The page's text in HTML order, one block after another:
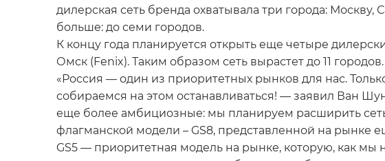
дилерская сеть бренда охватывала три города:
больше: до семи городов.
К концу года планируется открыть еще четыре
Омск (Fenix). Таким образом сеть вырастет до 11 городов.
«Россия — один из приоритетных рынков для нас.
собираемся на этом останавливаться! — заявил Ван
еще более амбициозные: мы планируем расширить
флагманской модели – GS8, представленной на
GS5 — приоритетная модель на рынке, которую, как мы